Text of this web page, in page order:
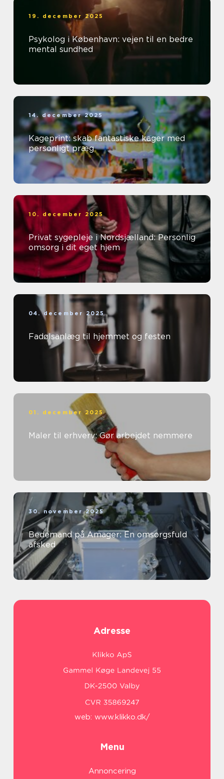
19. december 2025
Psykolog i København: vejen til en bedre
mental sundhed
14. december 2025
Kageprint: skab fantastiske kager med
personligt præg
10. december 2025
Privat sygepleje i Nordsjælland: Personlig
omsorg i dit eget hjem
04. december 2025
Fadølsanlæg til hjemmet og festen
01. december 2025
Maler til erhverv: Gør arbejdet nemmere
30. november 2025
Bedemand på Amager: En omsorgsfuld
afsked
Adresse
web: www.klikko.dk/
Menu
Annoncering